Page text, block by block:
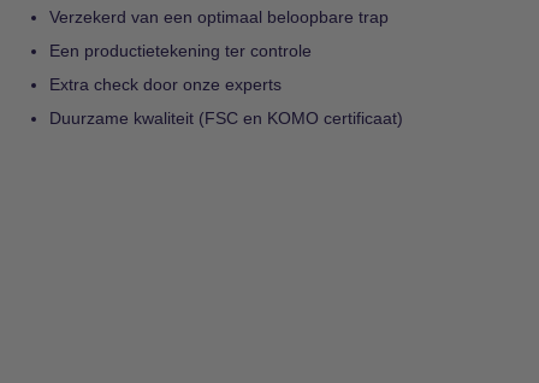
Verzekerd van een optimaal beloopbare trap
Een productietekening ter controle
Extra check door onze experts
Duurzame kwaliteit (FSC en KOMO certificaat)